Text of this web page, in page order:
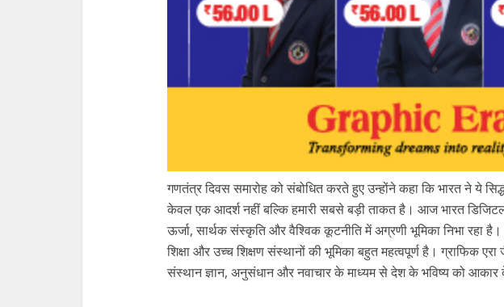
गणतंत्र दिवस समारोह को संबोधित करते हुए उन्होंने कहा कि भारत ने ये
केवल एक आदर्श नहीं बल्कि हमारी सबसे बड़ी ताकत है। आज भारत डिजिटल
ऊर्जा, सार्थक संस्कृति और वैश्विक कूटनीति में अग्रणी भूमिका निभा रहा है।
शिक्षा और उच्च शिक्षण संस्थानों की भूमिका बहुत महत्वपूर्ण है। ग्राफिक
संस्थान ज्ञान, अनुसंधान और नवाचार के माध्यम से देश के भविष्य को आकार